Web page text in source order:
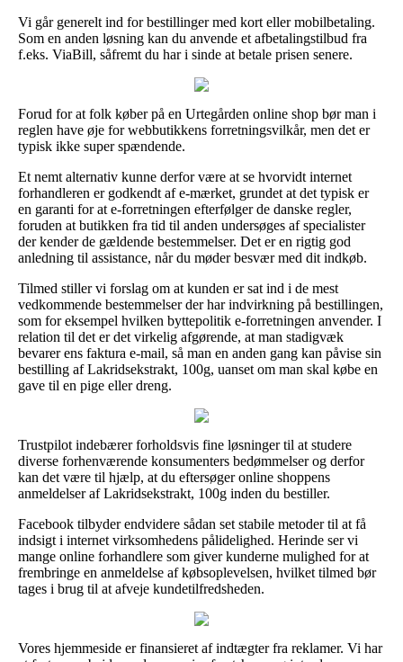
Vi går generelt ind for bestillinger med kort eller mobilbetaling.
Som en anden løsning kan du anvende et afbetalingstilbud fra
f.eks. ViaBill, såfremt du har i sinde at betale prisen senere.
Forud for at folk køber på en Urtegården online shop bør man i
reglen have øje for webbutikkens forretningsvilkår, men det er
typisk ikke super spændende.
Et nemt alternativ kunne derfor være at se hvorvidt internet
forhandleren er godkendt af e-mærket, grundet at det typisk er
en garanti for at e-forretningen efterfølger de danske regler,
foruden at butikken fra tid til anden undersøges af specialister
der kender de gældende bestemmelser. Det er en rigtig god
anledning til assistance, når du møder besvær med dit indkøb.
Tilmed stiller vi forslag om at kunden er sat ind i de mest
vedkommende bestemmelser der har indvirkning på bestillingen,
som for eksempel hvilken byttepolitik e-forretningen anvender. I
relation til det er det virkelig afgørende, at man stadigvæk
bevarer ens faktura e-mail, så man en anden gang kan påvise sin
bestilling af Lakridsekstrakt, 100g, uanset om man skal købe en
gave til en pige eller dreng.
Trustpilot indebærer forholdsvis fine løsninger til at studere
diverse forhenværende konsumenters bedømmelser og derfor
kan det være til hjælp, at du eftersøger online shoppens
anmeldelser af Lakridsekstrakt, 100g inden du bestiller.
Facebook tilbyder endvidere sådan set stabile metoder til at få
indsigt i internet virksomhedens pålidelighed. Herinde ser vi
mange online forhandlere som giver kunderne mulighed for at
frembringe en anmeldelse af købsoplevelsen, hvilket tilmed bør
tages i brug til at afveje kundetilfredsheden.
Vores hjemmeside er finansieret af indtægter fra reklamer. Vi har